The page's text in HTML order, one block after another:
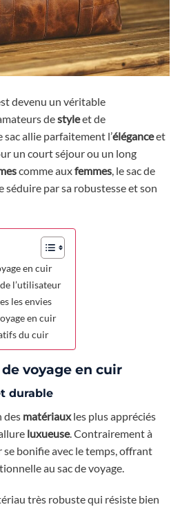
devenu un véritable
destyleet de
sac allie parfaitement l’éléganceet
un court séjour ou un long
comme auxfemmes, le sac de
séduire par sa robustesse et son
en cuir
l’utilisateur
les envies
en cuir
du cuir
voyage en cuir
durable
des matériauxles plus appréciés
luxueuse. Contrairement à
se bonifie avec le temps, offrant
au sac de voyage.
très robuste qui résiste bien